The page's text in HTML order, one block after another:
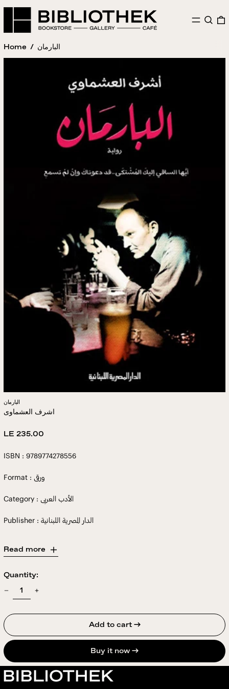
MENU
Home / البارمان
البارمان
اشرف العشماوى
Regular
LE 235.00
ISBN : 9789774278556
Format : ورقى
Category : الأدب العربى
Publisher : الدار المصرية اللبنانية
Read more
Quantity:
Add to cart →
Buy it now